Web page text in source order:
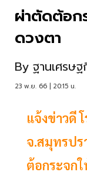
ผ่าตัดต้อก
ดวงตา
By ฐานเศรษ
23 พ.ย. 66 | 20:15 น.
แจ้งข่าวดี
จ.สมุทรปร
ต้อกระจก